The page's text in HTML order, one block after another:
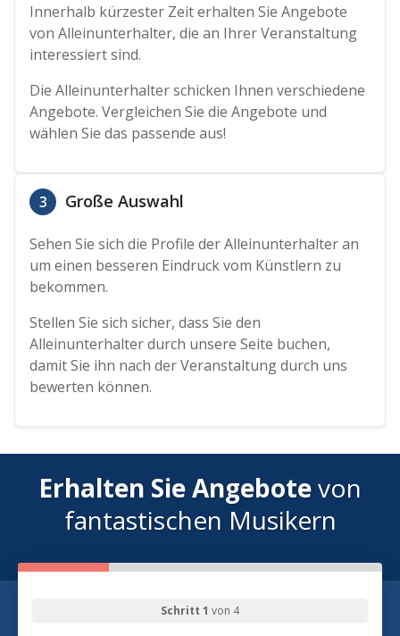
Innerhalb kürzester Zeit erhalten Sie Angebote
von Alleinunterhalter, die an Ihrer Veranstaltung
interessiert sind.
Die Alleinunterhalter schicken Ihnen verschiedene
Angebote. Vergleichen Sie die Angebote und
wählen Sie das passende aus!
3 Große Auswahl
Sehen Sie sich die Profile der Alleinunterhalter an
um einen besseren Eindruck vom Künstlern zu
bekommen.
Stellen Sie sich sicher, dass Sie den
Alleinunterhalter durch unsere Seite buchen,
damit Sie ihn nach der Veranstaltung durch uns
bewerten können.
Erhalten Sie Angebotevon
fantastischen Musikern
Schritt 1 von 4